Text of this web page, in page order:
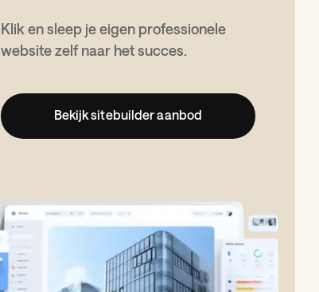
Klik en sleep je eigen professionele
website zelf naar het succes.
Bekijk sitebuilder aanbod